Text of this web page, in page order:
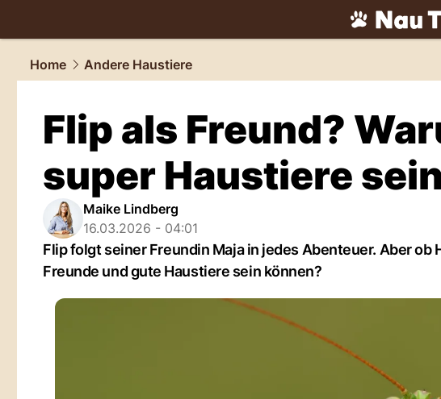
tiere.NAU.ch
Home
Andere Haustiere
Flip als Freund?
super Haustiere
Maike Lindberg
16.03.2026 - 04:01
Flip folgt seiner Freundin Maja in jedes Abenteuer. Aber
Freunde und gute Haustiere sein können?